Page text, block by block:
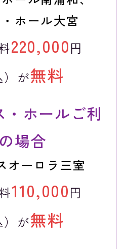
ホール大宮
220,000円
）が無料
・ホールご利
場合
オーロラ三室
110,000円
）が無料